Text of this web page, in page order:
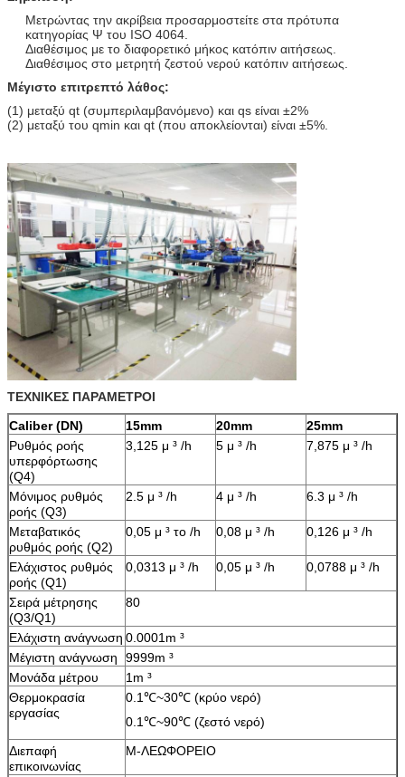
Μετρώντας την ακρίβεια προσαρμοστείτε στα πρότυπα
κατηγορίας Ψ του ISO 4064.
Διαθέσιμος με το διαφορετικό μήκος κατόπιν αιτήσεως.
Διαθέσιμος στο μετρητή ζεστού νερού κατόπιν αιτήσεως.
Μέγιστο επιτρεπτό λάθος:
(1) μεταξύ qt (συμπεριλαμβανόμενο) και qs είναι ±2%
(2) μεταξύ του qmin και qt (που αποκλείονται) είναι ±5%.
ΤΕΧΝΙΚΕΣ ΠΑΡΑΜΕΤΡΟΙ
Caliber (DN)
15mm 20mm
25mm
Ρυθμός ροής
υπερφόρτωσης
(Q4)
3,125 μ ³ /h 5 μ ³ /h 7,875 μ ³ /h
Μόνιμος ρυθμός
ροής (Q3)
2.5 μ ³ /h 4 μ ³ /h 6.3 μ ³ /h
Μεταβατικός
ρυθμός ροής (Q2)
0,05 μ ³ το /h 0,08 μ ³ /h 0,126 μ ³ /h
Ελάχιστος ρυθμός
ροής (Q1)
0,0313 μ ³ /h 0,05 μ ³ /h 0,0788 μ ³ /h
Σειρά μέτρησης
(Q3/Q1)
80
Ελάχιστη ανάγνωση 0.0001m ³
Μέγιστη ανάγνωση
9999m ³
Μονάδα μέτρου
1m ³
Θερμοκρασία
εργασίας
0.1℃~30℃ (κρύο νερό)
0.1℃~90℃ (ζεστό νερό)
Διεπαφή
επικοινωνίας
Μ-ΛΕΩΦΟΡΕΙΟ